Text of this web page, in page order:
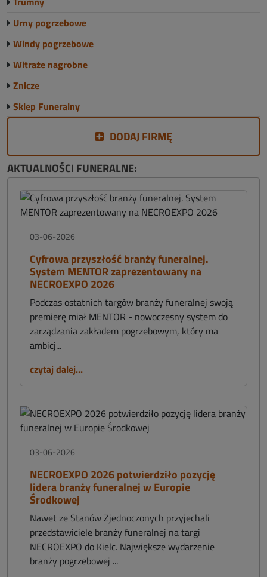
Urny pogrzebowe
Windy pogrzebowe
Witraże nagrobne
Znicze
Sklep Funeralny
DODAJ FIRMĘ
AKTUALNOŚCI FUNERALNE:
03-06-2026
Cyfrowa przyszłość branży funeralnej.
System MENTOR zaprezentowany na
NECROEXPO 2026
Podczas ostatnich targów branży funeralnej swoją
premierę miał MENTOR - nowoczesny system do
zarządzania zakładem pogrzebowym, który ma
ambicj...
czytaj dalej...
03-06-2026
NECROEXPO 2026 potwierdziło pozycję
lidera branży funeralnej w Europie
Środkowej
Nawet ze Stanów Zjednoczonych przyjechali
przedstawiciele branży funeralnej na targi
NECROEXPO do Kielc. Największe wydarzenie
branży pogrzebowej ...